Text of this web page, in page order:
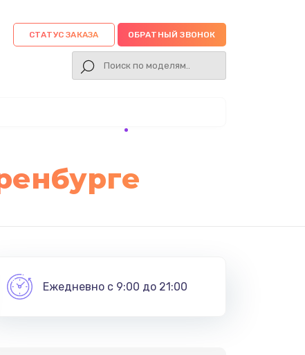
СТАТУС ЗАКАЗА ОБРАТНЫЙ ЗВОНОК
Ежедневно с 9:00 до 21:00